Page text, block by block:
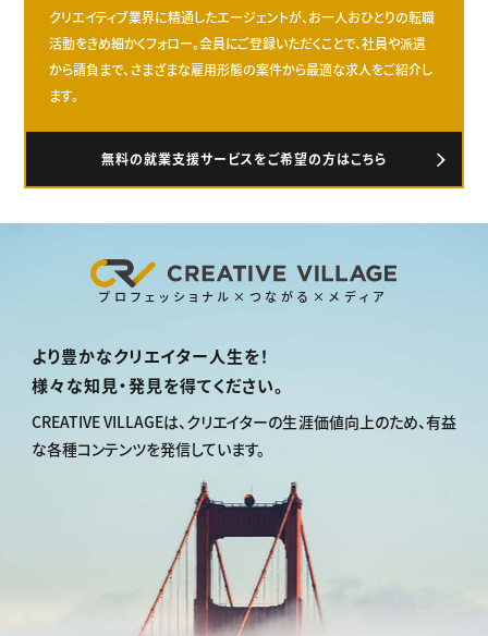
クリエイティブ業界に精通したエージェントが、お一人おひとりの転職
活動をきめ細かくフォロー。会員にご登録いただくことで、社員や派遣
から請負まで、さまざまな雇用形態の案件から最適な求人をご紹介し
ます。
無料の就業支援サービスをご希望の方はこちら
プロフェッショナル×つながる×メディア
より豊かなクリエイター人生を！
様々な知見・発見を得てください。
CREATIVE VILLAGEは、 クリエイターの生涯価値向上のため、有益
な各種コンテンツを発信しています。